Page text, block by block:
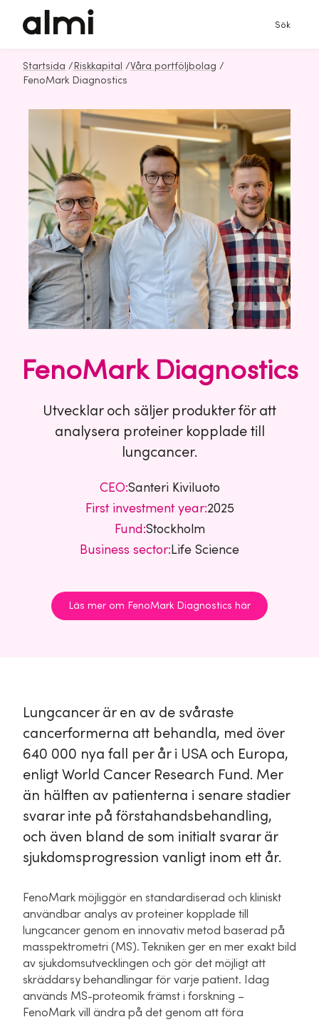
Sök
Startsida / Riskkapital /Våra portföljbolag /
FenoMark Diagnostics
FenoMark Diagnostics
Utvecklar och säljer produkter för att
analysera proteiner kopplade till
lungcancer.
CEO:Santeri Kiviluoto
First investment year:2025
Fund:Stockholm
Business sector:Life Science
Läs mer om FenoMark Diagnostics här
Lungcancer är en av de svåraste
cancerformerna att behandla, med över
640 000 nya fall per år i USA och Europa,
enligt World Cancer Research Fund. Mer
än hälften av patienterna i senare stadier
svarar inte på förstahandsbehandling,
och även bland de som initialt svarar är
sjukdomsprogression vanligt inom ett år.
FenoMark möjliggör en standardiserad och kliniskt
användbar analys av proteiner kopplade till
lungcancer genom en innovativ metod baserad på
masspektrometri (MS). Tekniken ger en mer exakt bild
av sjukdomsutvecklingen och gör det möjligt att
skräddarsy behandlingar för varje patient. Idag
används MS-proteomik främst i forskning –
FenoMark vill ändra på det genom att föra